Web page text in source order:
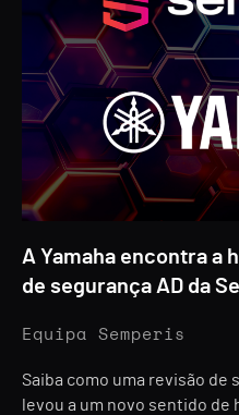
A Yamaha encontra a
de segurança AD da
Equipa Semperis
Saiba como uma revisão de
levou a um novo sentido